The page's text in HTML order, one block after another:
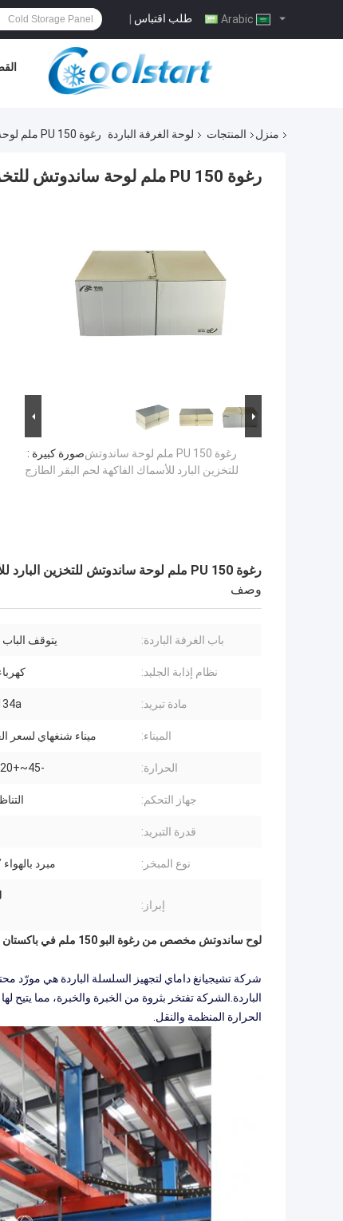
طلب اقتباس |
منزل المنتجات لوحة الغرفة الباردة رغوة PU 150 ملم لوحة ساندوتش للتخزين البارد للأسماك الفاكهة لحم البقر الطازج
رغوة PU 150 ملم لوحة ساندوتش للتخزين البارد للأسماك الفاكهة لحم البقر الطازج
صورة كبيرة :رغوة PU 150 ملم لوحة ساندوتش
للتخزين البارد للأسماك الفاكهة لحم البقر الطازج
رغوة PU 150 ملم لوحة ساندوتش للتخزين البارد للأسماك الفاكهة لحم البقر الطازج
وصف
باب الغرفة الباردة: يتوقف الباب
نظام إذابة الجليد:
مادة تبريد:
الميناء: ميناء شنغهاي لسعر
الحرارة: -45~+20 درجة مئوية
جهاز التحكم:
قدرة التبريد:
نوع المبخر: مبرد
إبراز:
لوح ساندوتش مخصص من رغوة البو 150 ملم في باكستان للأسماك الفاكهة لحم البقر الطازج
شركة تشيجيانغ داماي لتجهيز السلسلة الباردة هي
الباردة.الشركة تفتخر بثروة من الخبرة والخبرة، مما
الحرارة المنظمة والنقل.